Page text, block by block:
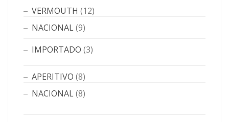
VERMOUTH (12)
NACIONAL(9)
IMPORTADO (3)
APERITIVO (8)
NACIONAL(8)